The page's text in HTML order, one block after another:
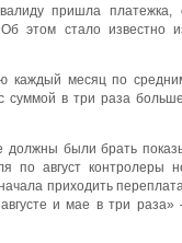
пришла платежка,
этом стало известно
каждый месяц по
суммой в три раза
должны были брать
по август контролеры
приходить
и мае в три раза»